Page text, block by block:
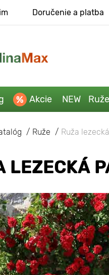
Doručenie a platba
Akcie NEW Ruže
Ruže Ruža
LEZECKÁ